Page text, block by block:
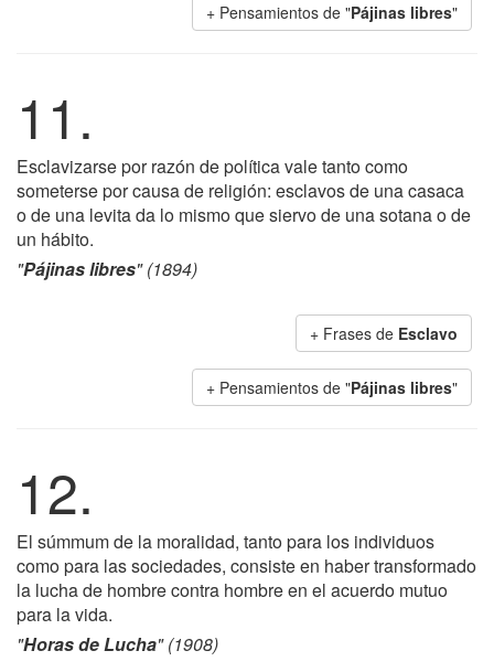
+ Pensamientos de "Pájinas libres"
11.
Esclavizarse por razón de política vale tanto como
someterse por causa de religión: esclavos de una casaca
o de una levita da lo mismo que siervo de una sotana o de
un hábito.
"Pájinas libres" (1894)
+ Frases de Esclavo
+ Pensamientos de "Pájinas libres"
12.
El súmmum de la moralidad, tanto para los individuos
como para las sociedades, consiste en haber transformado
la lucha de hombre contra hombre en el acuerdo mutuo
para la vida.
"Horas de Lucha" (1908)